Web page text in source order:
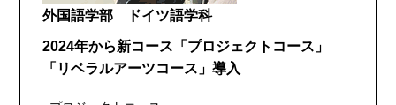
外国語学部 ドイツ語学科
2024年から新コース「プロジェクトコース」
「リベラルアーツコース」導入